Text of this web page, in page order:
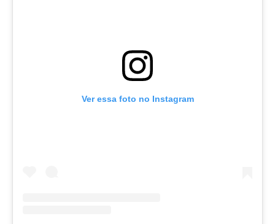
Ver essa foto no Instagram